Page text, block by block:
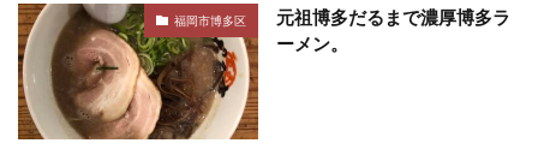
福岡市博多区
元祖博多だるまで濃厚博多ラ
ーメン。